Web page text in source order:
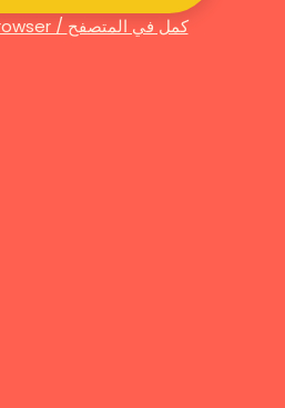
Continue in browser / كمل في المتصفح